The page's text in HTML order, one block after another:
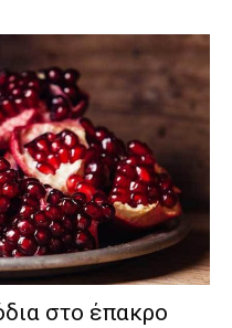
στο έπακρο